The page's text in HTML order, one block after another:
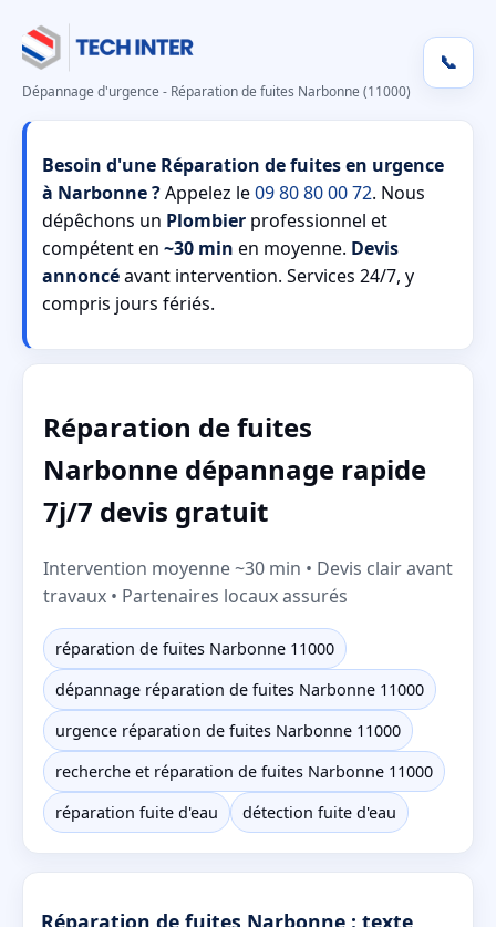
Dépannage d'urgence - Réparation de fuites Narbonne (11000)
📞
Besoin d'une Réparation de fuites en urgence
à Narbonne ?Appelez le09 80 80 00 72. Nous
dépêchons un Plombier professionnel et
compétent en ~30 min en moyenne. Devis
annoncéavant intervention. Services 24/7, y
compris jours fériés.
Réparation de fuites
Narbonne dépannage rapide
7j/7 devis gratuit
Intervention moyenne ~30 min • Devis clair avant
travaux • Partenaires locaux assurés
réparation de fuites Narbonne 11000
dépannage réparation de fuites Narbonne 11000
urgence réparation de fuites Narbonne 11000
recherche et réparation de fuites Narbonne 11000
réparation fuite d'eau
détection fuite d'eau